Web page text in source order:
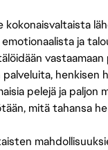
kokonaisvaltaista
ja
henkisen
pelejä ja paljon
mitä tahansa